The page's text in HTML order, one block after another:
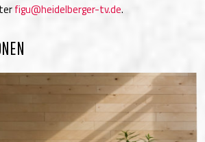
figu@heidelberger-tv.de.